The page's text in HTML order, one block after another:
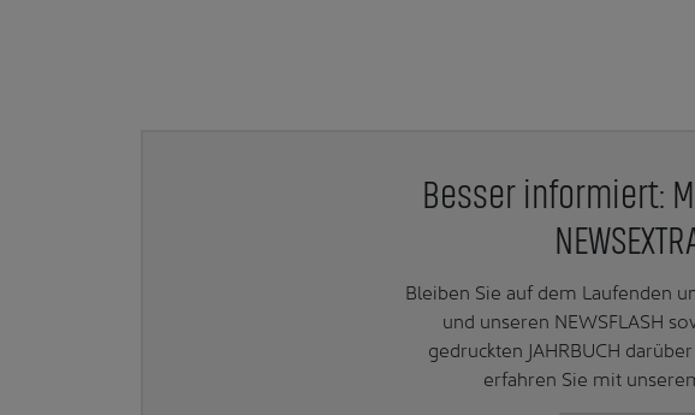
Besser informiert: Mit
Bleiben Sie auf dem Laufenden
und unseren NEWSFLASH
gedruckten JAHRBUCH
erfahren Sie mit